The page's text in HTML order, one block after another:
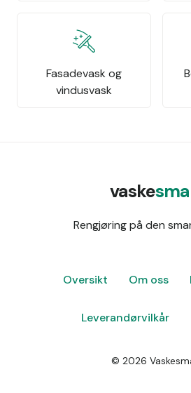
Fasadevask og
vindusvask
vaske
Rengjøring på den
Oversikt Om oss
Leverandørvilkår
© 2026